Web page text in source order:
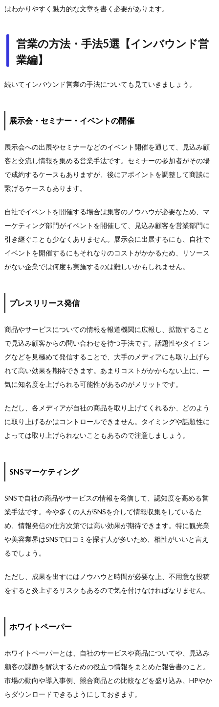
はわかりやすく魅力的な文章を書く必要があります。
営業の方法・手法5選【インバウンド営
業編】
続いてインバウンド営業の手法についても見ていきましょう。
展示会・セミナー・イベントの開催
展示会への出展やセミナーなどのイベント開催を通じて、見込み顧
客と交流し情報を集める営業手法です。セミナーの参加者がその場
で成約するケースもありますが、後にアポイントを調整して商談に
繋げるケースもあります。
自社でイベントを開催する場合は集客のノウハウが必要なため、マ
ーケティング部門がイベントを開催して、見込み顧客を営業部門に
引き継ぐことも少なくありません。展示会に出展するにも、自社で
イベントを開催するにもそれなりのコストがかかるため、リソース
がない企業では何度も実施するのは難しいかもしれません。
プレスリリース発信
商品やサービスについての情報を報道機関に広報し、拡散すること
で見込み顧客からの問い合わせを待つ手法です。話題性やタイミン
グなどを見極めて発信することで、大手のメディアにも取り上げら
れて高い効果を期待できます。あまりコストがかからない上に、一
気に知名度を上げられる可能性があるのがメリットです。
ただし、各メディアが自社の商品を取り上げてくれるか、どのよう
に取り上げるかはコントロールできません。タイミングや話題性に
よっては取り上げられないこともあるので注意しましょう。
SNSマーケティング
SNSで自社の商品やサービスの情報を発信して、認知度を高める営
業手法です。今や多くの人がSNSを介して情報収集をしているた
め、情報発信の仕方次第では高い効果が期待できます。特に観光業
や美容業界はSNSで口コミを探す人が多いため、相性がいいと言え
るでしょう。
ただし、成果を出すにはノウハウと時間が必要な上、不用意な投稿
をすると炎上するリスクもあるので気を付けなければなりません。
ホワイトペーパー
ホワイトペーパーとは、自社のサービスや商品についてや、見込み
顧客の課題を解決するための役立つ情報をまとめた報告書のこと。
市場の動向や導入事例、競合商品との比較などを盛り込み、HPやか
らダウンロードできるようにしておきます。